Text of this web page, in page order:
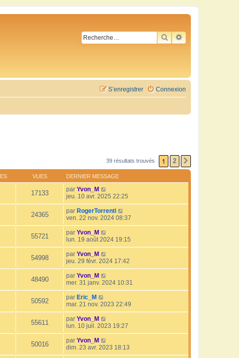
RECHERCHER
RECHERCHE
Connexion
S’enregistrer
39 résultats trouvés 1 2
VUES DERNIER MESSAGE
17133 par Yvon_M
jeu. 10 avr. 2025 22:25
24365 par RogerTorrenti
ven. 22 nov. 2024 08:37
55721 par Yvon_M
lun. 19 août 2024 19:15
54998 par Yvon_M
jeu. 29 févr. 2024 17:42
48490 par Yvon_M
mer. 31 janv. 2024 10:31
50592 par Eric_M
mar. 21 nov. 2023 22:49
55611 par Yvon_M
lun. 10 juil. 2023 19:27
50016 par Yvon_M
dim. 23 avr. 2023 18:13